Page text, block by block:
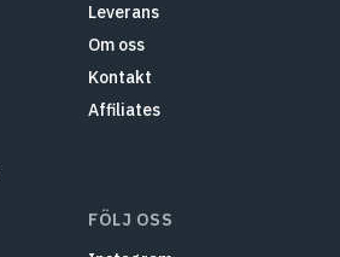
Leverans
Om oss
Kontakt
Affiliates
FÖLJ OSS